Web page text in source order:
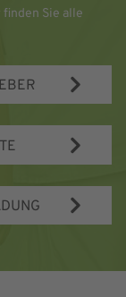
Sie alle